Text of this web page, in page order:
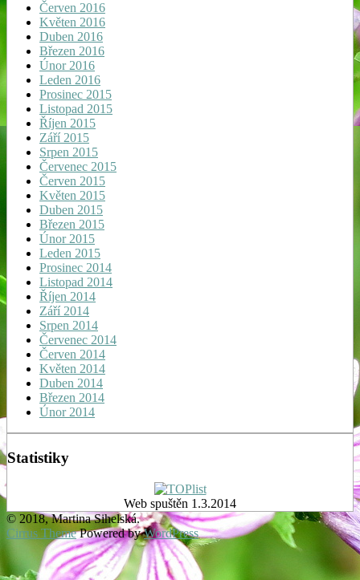
Červen 2016
Květen 2016
Duben 2016
Březen 2016
Únor 2016
Leden 2016
Prosinec 2015
Listopad 2015
Říjen 2015
Září 2015
Srpen 2015
Červenec 2015
Červen 2015
Květen 2015
Duben 2015
Březen 2015
Únor 2015
Leden 2015
Prosinec 2014
Listopad 2014
Říjen 2014
Září 2014
Srpen 2014
Červenec 2014
Červen 2014
Květen 2014
Duben 2014
Březen 2014
Únor 2014
Statistiky
Web spuštěn 1.3.2014
© 2018, Martina Sihelská.
Cirrus ThemePowered byWordPress